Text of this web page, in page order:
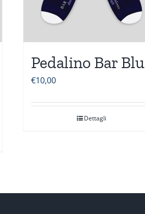
Pedalino Bar Blu
€10,00
Dettagli